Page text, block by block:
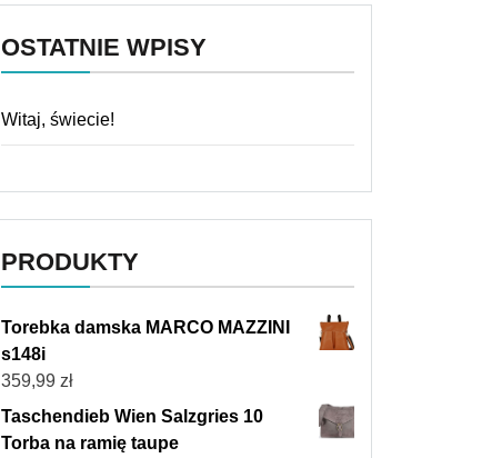
OSTATNIE WPISY
Witaj, świecie!
PRODUKTY
Torebka damska MARCO MAZZINI
s148i
359,99 zł
Taschendieb Wien Salzgries 10
Torba na ramię taupe